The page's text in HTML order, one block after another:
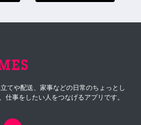
てや配送、家事などの日常のちょっとし
仕事をしたい人をつなげるアプリです。